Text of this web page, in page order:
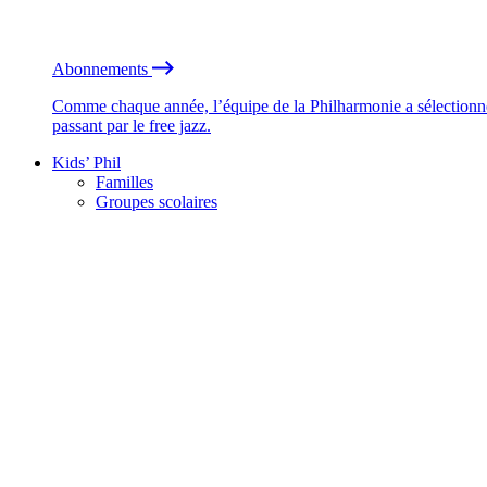
Abonnements
Comme chaque année, l’équipe de la Philharmonie a
passant par le free jazz.
Kids’ Phil
Familles
Groupes scolaires